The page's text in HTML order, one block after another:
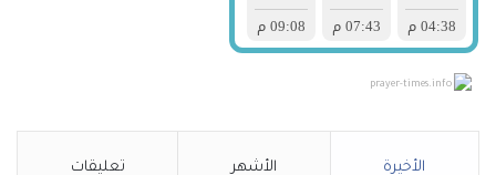
prayer-times.info
الأخيرة الأشهر تعليقات